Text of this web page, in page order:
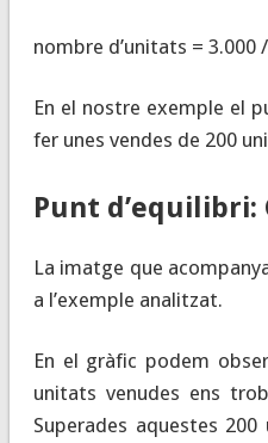
nombre d’unitats = 3.000
En el nostre exemple el
fer unes vendes de 200
Punt d’equilibri:
La imatge que
a l’exemple analitzat.
En el gràfic podem
unitats venudes ens
Superades aquestes